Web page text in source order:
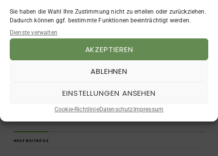
Sie haben die Wahl Ihre Zustimmung nicht zu erteilen oder zurückziehen.
Dadurch können ggf. bestimmte Funktionen beeinträchtigt werden.
Dienste verwalten
AKZEPTIEREN
ABLEHNEN
EINSTELLUNGEN ANSEHEN
Cookie-RichtlinieDatenschutz Impressum
FAQ(3)
Frauen
Impressum(2)
Persönlichkeitsentwicklung(12)
NEUE BEITRÄGE